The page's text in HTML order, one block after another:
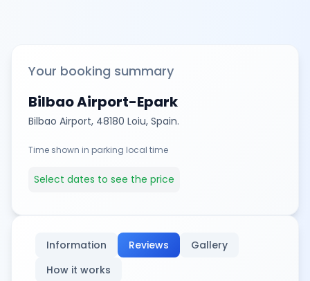
Your booking summary
Bilbao Airport-Epark
Bilbao Airport, 48180 Loiu, Spain.
Time shown in parking local time
Select dates to see the price
Information Reviews
Gallery
How it works